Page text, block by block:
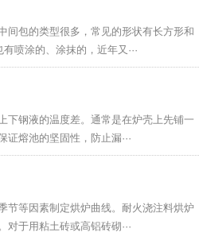
间包的类型很多，常见的形状有长方形和
喷涂的、涂抹的，近年又···
下钢液的温度差。通常是在炉壳上先铺一
熔池的坚固性，防止漏···
节等因素制定烘炉曲线。耐火浇注料烘炉
于用粘土砖或高铝砖砌···